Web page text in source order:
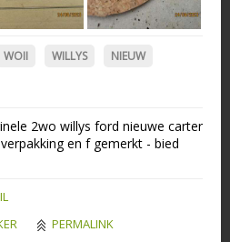
WOII WILLYS NIEUW
2wo willys ford nieuwe carter
en f gemerkt - bied
PERMALINK